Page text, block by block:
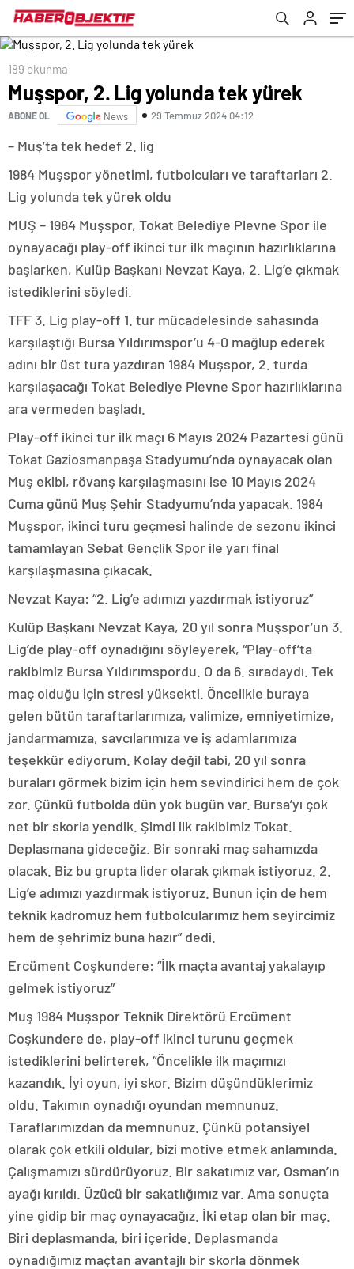
189 okunma
Muşspor, 2. Lig yolunda tek yürek
ABONE OL News 29 Temmuz 2024 04:12
– Muş’ta tek hedef 2. lig
1984 Muşspor yönetimi, futbolcuları ve taraftarları 2.
Lig yolunda tek yürek oldu
MUŞ – 1984 Muşspor, Tokat Belediye Plevne Spor ile
oynayacağı play-off ikinci tur ilk maçının hazırlıklarına
başlarken, Kulüp Başkanı Nevzat Kaya, 2. Lig’e çıkmak
istediklerini söyledi.
TFF 3. Lig play-off 1. tur mücadelesinde sahasında
karşılaştığı Bursa Yıldırımspor’u 4-0 mağlup ederek
adını bir üst tura yazdıran 1984 Muşspor, 2. turda
karşılaşacağı Tokat Belediye Plevne Spor hazırlıklarına
ara vermeden başladı.
Play-off ikinci tur ilk maçı 6 Mayıs 2024 Pazartesi günü
Tokat Gaziosmanpaşa Stadyumu’nda oynayacak olan
Muş ekibi, rövanş karşılaşmasını ise 10 Mayıs 2024
Cuma günü Muş Şehir Stadyumu’nda yapacak. 1984
Muşspor, ikinci turu geçmesi halinde de sezonu ikinci
tamamlayan Sebat Gençlik Spor ile yarı final
karşılaşmasına çıkacak.
Nevzat Kaya: “2. Lig’e adımızı yazdırmak istiyoruz”
Kulüp Başkanı Nevzat Kaya, 20 yıl sonra Muşspor’un 3.
Lig’de play-off oynadığını söyleyerek, “Play-off’ta
rakibimiz Bursa Yıldırımspordu. O da 6. sıradaydı. Tek
maç olduğu için stresi yüksekti. Öncelikle buraya
gelen bütün taraftarlarımıza, valimize, emniyetimize,
jandarmamıza, savcılarımıza ve iş adamlarımıza
teşekkür ediyorum. Kolay değil tabi, 20 yıl sonra
buraları görmek bizim için hem sevindirici hem de çok
zor. Çünkü futbolda dün yok bugün var. Bursa’yı çok
net bir skorla yendik. Şimdi ilk rakibimiz Tokat.
Deplasmana gideceğiz. Bir sonraki maç sahamızda
olacak. Biz bu grupta lider olarak çıkmak istiyoruz. 2.
Lig’e adımızı yazdırmak istiyoruz. Bunun için de hem
teknik kadromuz hem futbolcularımız hem seyircimiz
hem de şehrimiz buna hazır” dedi.
Ercüment Coşkundere: “İlk maçta avantaj yakalayıp
gelmek istiyoruz”
Muş 1984 Muşspor Teknik Direktörü Ercüment
Coşkundere de, play-off ikinci turunu geçmek
istediklerini belirterek, “Öncelikle ilk maçımızı
kazandık. İyi oyun, iyi skor. Bizim düşündüklerimiz
oldu. Takımın oynadığı oyundan memnunuz.
Taraflarımızdan da memnunuz. Çünkü potansiyel
olarak çok etkili oldular, bizi motive etmek anlamında.
Çalışmamızı sürdürüyoruz. Bir sakatımız var, Osman’ın
ayağı kırıldı. Üzücü bir sakatlığımız var. Ama sonuçta
yine gidip bir maç oynayacağız. İki etap olan bir maç.
Biri deplasmanda, biri içeride. Deplasmanda
oynadığımız maçtan avantajlı bir skorla dönmek